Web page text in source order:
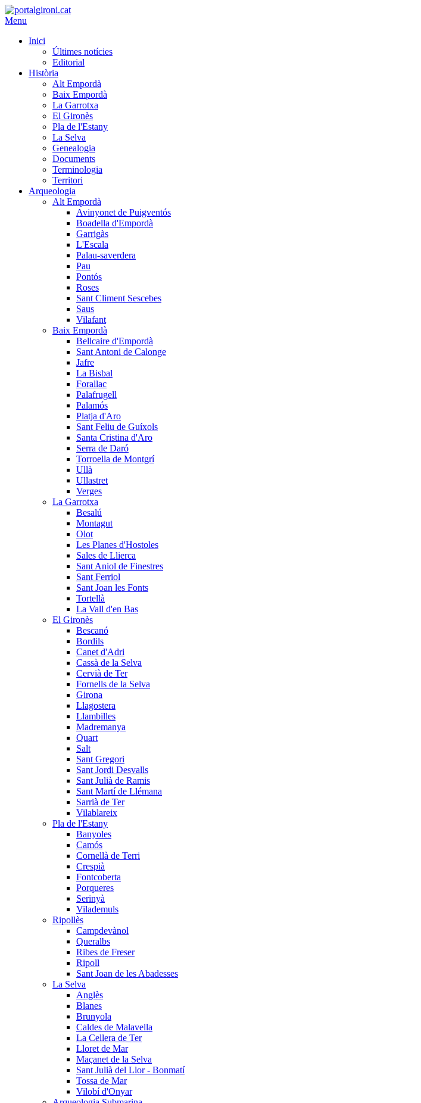
Menu
Inici
Últimes notícies
Editorial
Història
Alt Empordà
Baix Empordà
La Garrotxa
El Gironès
Pla de l'Estany
La Selva
Genealogia
Documents
Terminologia
Territori
Arqueologia
Alt Empordà
Avinyonet de Puigventós
Boadella d'Empordà
Garrigàs
L'Escala
Palau-saverdera
Pau
Pontós
Roses
Sant Climent Sescebes
Saus
Vilafant
Baix Empordà
Bellcaire d'Empordà
Sant Antoni de Calonge
Jafre
La Bisbal
Forallac
Palafrugell
Palamós
Platja d'Aro
Sant Feliu de Guíxols
Santa Cristina d'Aro
Serra de Daró
Torroella de Montgrí
Ullà
Ullastret
Verges
La Garrotxa
Besalú
Montagut
Olot
Les Planes d'Hostoles
Sales de Llierca
Sant Aniol de Finestres
Sant Ferriol
Sant Joan les Fonts
Tortellà
La Vall d'en Bas
El Gironès
Bescanó
Bordils
Canet d'Adri
Cassà de la Selva
Cervià de Ter
Fornells de la Selva
Girona
Llagostera
Llambilles
Madremanya
Quart
Salt
Sant Gregori
Sant Jordi Desvalls
Sant Julià de Ramis
Sant Martí de Llémana
Sarrià de Ter
Vilablareix
Pla de l'Estany
Banyoles
Camós
Cornellà de Terri
Crespià
Fontcoberta
Porqueres
Serinyà
Vilademuls
Ripollès
Campdevànol
Queralbs
Ribes de Freser
Ripoll
Sant Joan de les Abadesses
La Selva
Anglès
Blanes
Brunyola
Caldes de Malavella
La Cellera de Ter
Lloret de Mar
Maçanet de la Selva
Sant Julià del Llor - Bonmatí
Tossa de Mar
Vilobí d'Onyar